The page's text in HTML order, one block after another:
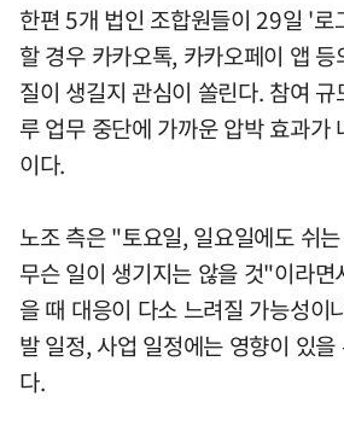
한편 5개 법인 조합원들이 29일 '로
할 경우 카카오톡, 카카오페이 앱
질이 생길지 관심이 쏠린다. 참여
루 업무 중단에 가까운 압박 효과가
이다.
노조 측은 "토요일, 일요일에도 쉬
무슨 일이 생기지는 않을 것"이라
을 때 대응이 다소 느려질 가능성이
발 일정, 사업 일정에는 영향이 있
다.